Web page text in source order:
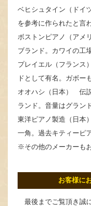
ベヒシュタイン（ドイ
を参考に作られたと言
ボストンピアノ（アメ
ブランド。カワイの工
プレイエル（フランス
ドとして有名。ガボー
オオハシ（日本） 伝
ランド。音量はグラン
東洋ピアノ製造（日本
一角。過去キティーピ
※その他のメーカーも
お客様に
最後までご覧頂き誠